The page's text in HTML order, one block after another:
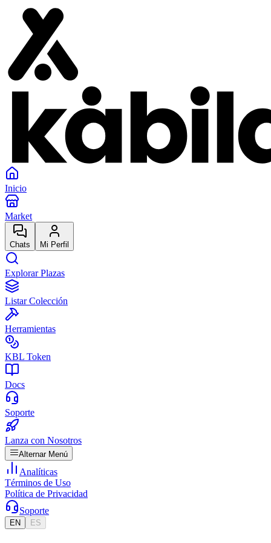
Inicio
Market
Chats Mi Perfil
Explorar Plazas
Listar Colección
Herramientas
KBL Token
Docs
Soporte
Lanza con Nosotros
Alternar Menú
Analíticas
Términos de Uso
Política de Privacidad
Soporte
EN ES